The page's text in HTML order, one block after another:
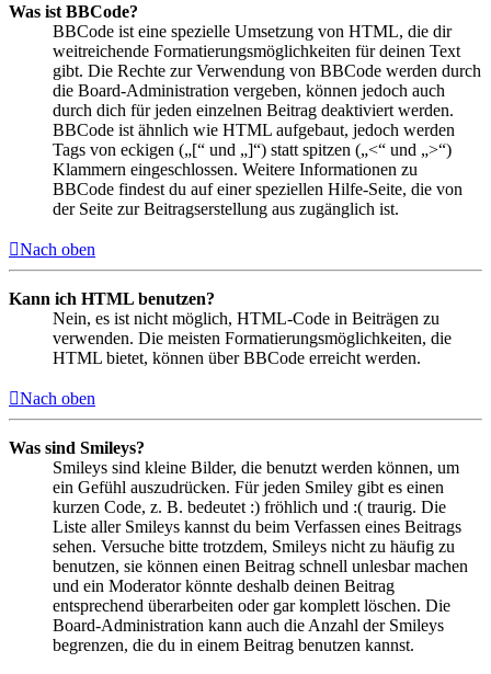
Was ist BBCode?
BBCode ist eine spezielle Umsetzung von HTML, die dir
weitreichende Formatierungsmöglichkeiten für deinen Text
gibt. Die Rechte zur Verwendung von BBCode werden durch
die Board-Administration vergeben, können jedoch auch
durch dich für jeden einzelnen Beitrag deaktiviert werden.
BBCode ist ähnlich wie HTML aufgebaut, jedoch werden
Tags von eckigen („[“ und „]“) statt spitzen („<“ und „>“)
Klammern eingeschlossen. Weitere Informationen zu
BBCode findest du auf einer speziellen Hilfe-Seite, die von
der Seite zur Beitragserstellung aus zugänglich ist.
Nach oben
Kann ich HTML benutzen?
Nein, es ist nicht möglich, HTML-Code in Beiträgen zu
verwenden. Die meisten Formatierungsmöglichkeiten, die
HTML bietet, können über BBCode erreicht werden.
Nach oben
Was sind Smileys?
Smileys sind kleine Bilder, die benutzt werden können, um
ein Gefühl auszudrücken. Für jeden Smiley gibt es einen
kurzen Code, z. B. bedeutet :) fröhlich und :( traurig. Die
Liste aller Smileys kannst du beim Verfassen eines Beitrags
sehen. Versuche bitte trotzdem, Smileys nicht zu häufig zu
benutzen, sie können einen Beitrag schnell unlesbar machen
und ein Moderator könnte deshalb deinen Beitrag
entsprechend überarbeiten oder gar komplett löschen. Die
Board-Administration kann auch die Anzahl der Smileys
begrenzen, die du in einem Beitrag benutzen kannst.